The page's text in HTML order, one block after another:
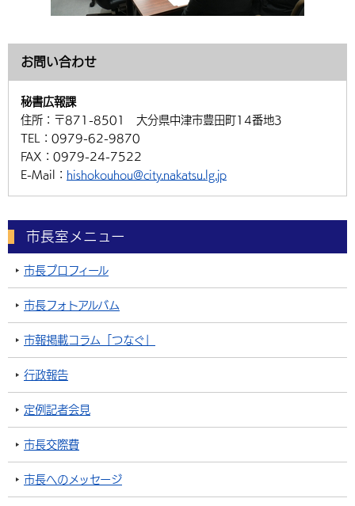
お問い合わせ
秘書広報課
住所： 〒871-8501 大分県中津市豊田町14番地3
TEL： 0979-62-9870
FAX： 0979-24-7522
E-Mail： hishokouhou@city.nakatsu.lg.jp
市長室メニュー
市長プロフィール
市長フォトアルバム
市報掲載コラム「つなぐ」
行政報告
定例記者会見
市長交際費
市長へのメッセージ